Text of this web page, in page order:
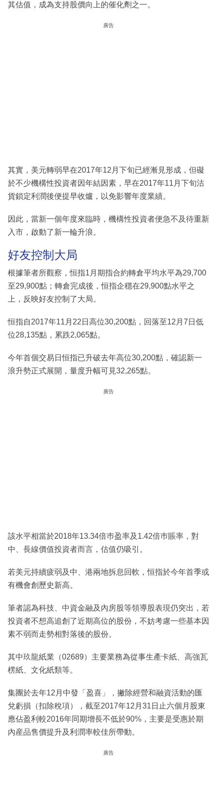
其估值，成為支持股價向上的催化劑之一。
廣告
其實，美元轉弱早在2017年12月下旬已經漸見形成，但礙
於不少機構性投資者因年結因素，早在2017年11月下旬沽
貨鎖定利潤後便提早收爐，以免影響年度業績。
因此，當新一個年度來臨時，機構性投資者便急不及待重新
入市，啟動了新一輪升浪。
好友控制大局
根據筆者所觀察，恒指1月期指合約轉倉平均水平為29,700
至29,900點；轉倉完成後，恒指企穩在29,900點水平之
上，反映好友控制了大局。
恒指自2017年11月22日高位30,200點，回落至12月7日低
位28,135點，累跌2,065點。
今年首個交易日恒指已升破去年高位30,200點，確認新一
浪升勢正式展開，量度升幅可見32,265點。
廣告
該水平相當於2018年13.34倍巿盈率及1.42倍巿賬率，對
中、長線價值投資者而言，估值仍吸引。
若美元持續疲弱及中、港兩地拆息回軟，恒指於今年首季或
有機會創歷史新高。
筆者認為科技、中資金融及內房股等領導股表現仍突出，若
投資者不想高追創了近期高位的股份，不妨考慮一些基本因
素不弱而走勢相對落後的股份。
其中玖龍紙業（02689）主要業務為從事生產卡紙、高強瓦
楞紙、文化紙類等。
集團於去年12月中發「盈喜」，撇除經營和融資活動的匯
兌虧損（扣除稅項），截至2017年12月31日止六個月股東
應佔盈利較2016年同期增長不低於90%，主要是受惠於期
內産品售價提升及利潤率較佳所帶動。
廣告